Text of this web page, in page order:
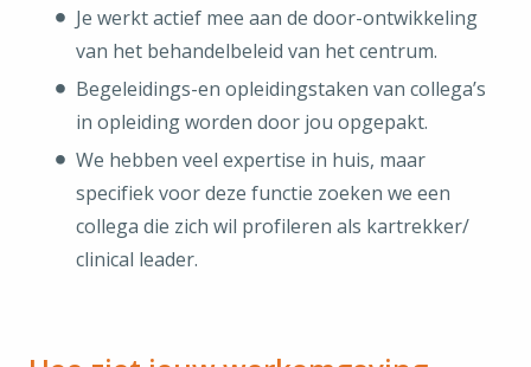
Je werkt actief mee aan de door-ontwikkeling
van het behandelbeleid van het centrum.
Begeleidings-en opleidingstaken van collega’s
in opleiding worden door jou opgepakt.
We hebben veel expertise in huis, maar
specifiek voor deze functie zoeken we een
collega die zich wil profileren als kartrekker/
clinical leader.